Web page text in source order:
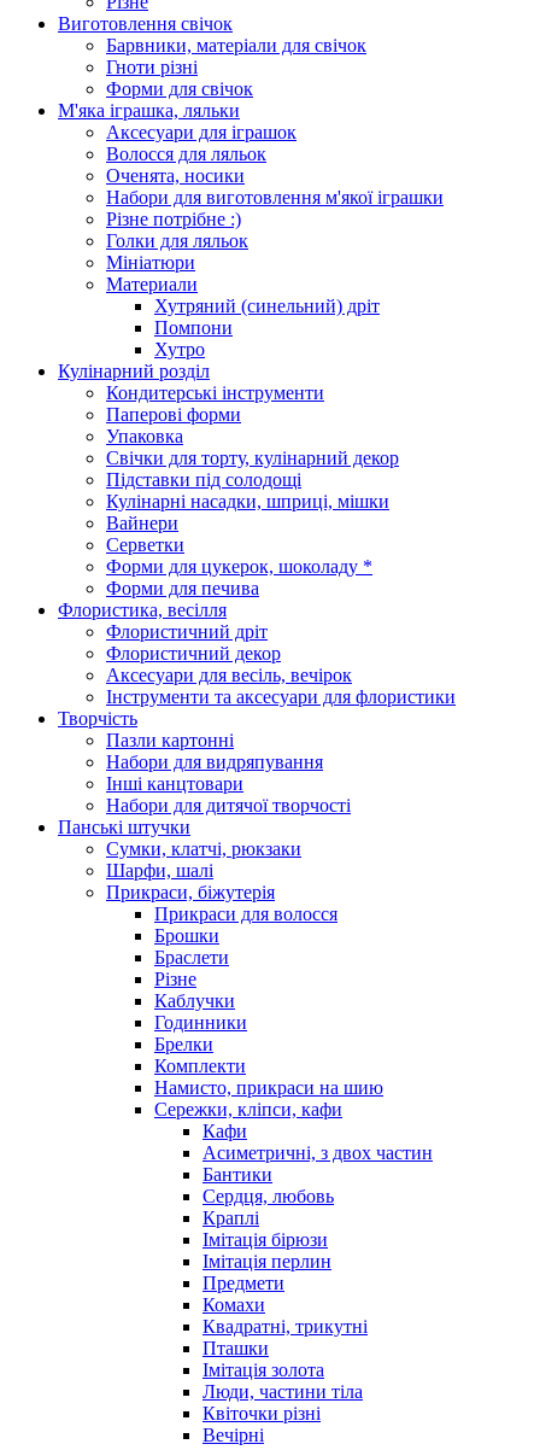
Виготовлення свічок
Барвники, матеріали для свічок
Гноти різні
Форми для свічок
М'яка іграшка, ляльки
Аксесуари для іграшок
Волосся для ляльок
Оченята, носики
Набори для виготовлення м'якої іграшки
Різне потрібне :)
Голки для ляльок
Мініатюри
Материали
Хутряний (синельний) дріт
Помпони
Хутро
Кулінарний розділ
Кондитерські інструменти
Паперові форми
Упаковка
Свічки для торту, кулінарний декор
Підставки під солодощі
Кулінарні насадки, шприці, мішки
Вайнери
Серветки
Форми для цукерок, шоколаду *
Форми для печива
Флористика, весілля
Флористичний дріт
Флористичний декор
Аксесуари для весіль, вечірок
Інструменти та аксесуари для флористики
Творчість
Пазли картонні
Набори для видряпування
Інші канцтовари
Набори для дитячої творчості
Панські штучки
Сумки, клатчі, рюкзаки
Шарфи, шалі
Прикраси, біжутерія
Прикраси для волосся
Брошки
Браслети
Різне
Каблучки
Годинники
Брелки
Комплекти
Намисто, прикраси на шию
Сережки, кліпси, кафи
Кафи
Асиметричні, з двох частин
Бантики
Сердця, любовь
Краплі
Імітація бірюзи
Імітація перлин
Предмети
Комахи
Квадратні, трикутні
Пташки
Імітація золота
Люди, частини тіла
Квіточки різні
Вечірні